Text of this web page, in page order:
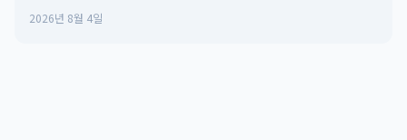
2026년 8월 4일